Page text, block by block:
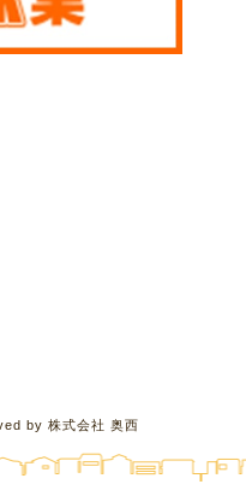
by 株式会社 奥西